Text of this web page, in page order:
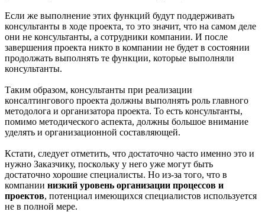
Если же выполнение этих функций будут поддерживать
консультанты в ходе проекта, то это значит, что на самом деле
они не консультанты, а сотрудники компании. И после
завершения проекта никто в компании не будет в состоянии
продолжать выполнять те функции, которые выполняли
консультанты.
Таким образом, консультанты при реализации
консалтингового проекта должны выполнять роль главного
методолога и организатора проекта. То есть консультанты,
помимо методического аспекта, должны большое внимание
уделять и организационной составляющей.
Кстати, следует отметить, что достаточно часто именно это и
нужно Заказчику, поскольку у него уже могут быть
достаточно хорошие специалисты. Но из-за того, что в
компании низкий уровень организации процессов и
проектов, потенциал имеющихся специалистов используется
не в полной мере.